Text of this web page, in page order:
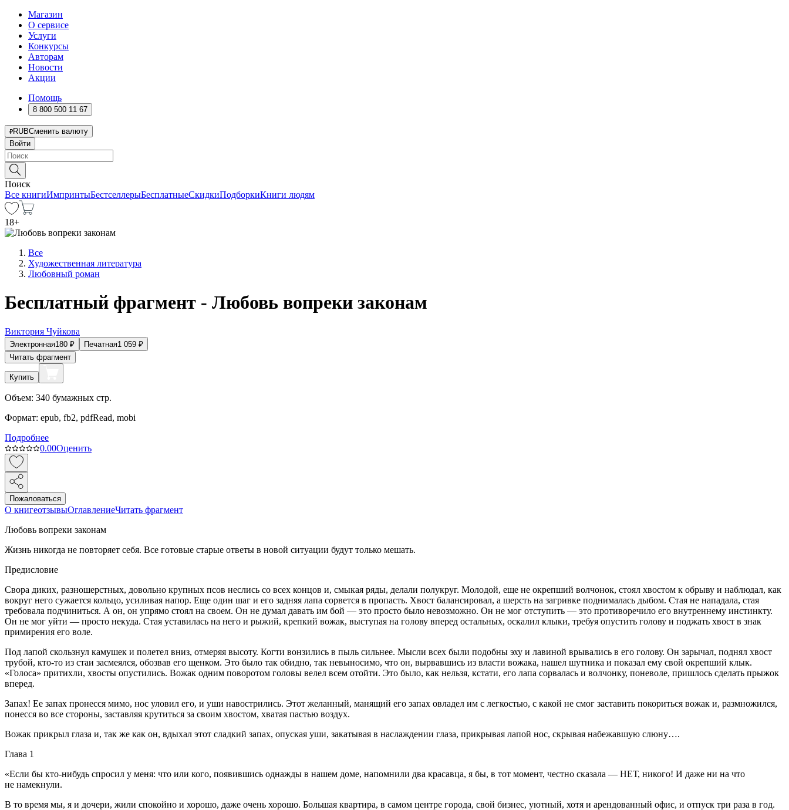
Магазин
О сервисе
Услуги
Конкурсы
Авторам
Новости
Акции
Помощь
8 800 500 11 67
RUBСменить валюту
Войти
Поиск
Все книгиИмпринтыБестселлерыБесплатныеСкидкиПодборкиКниги людям
18+
Все
Художественная литература
Любовный роман
Бесплатный фрагмент - Любовь вопреки законам
Виктория Чуйкова
Электронная180 ₽ Печатная1 059 ₽
Читать фрагмент
Купить
Объем: 340 бумажных стр.
Формат: epub, fb2, pdfRead, mobi
Подробнее
0.00Оценить
Пожаловаться
О книгеотзывыОглавлениеЧитать фрагмент
Любовь вопреки законам
Жизнь никогда не повторяет себя. Все готовые старые ответы в новой ситуации будут только мешать.
Предисловие
Свора диких, разношерстных, довольно крупных псов неслись со всех концов и, смыкая ряды, делали полукруг. Молодой, еще не окрепший волчонок, стоял хвостом к обрыву и наблюдал, как
вокруг него сужается кольцо, усиливая напор. Еще один шаг и его задняя лапа сорвется в пропасть. Хвост балансировал, а шерсть на загривке поднималась дыбом. Стая не нападала, стая
требовала подчиниться. А он, он упрямо стоял на своем. Он не думал давать им бой — это просто было невозможно. Он не мог отступить — это противоречило его внутреннему инстинкту.
Он не мог уйти — просто некуда. Стая уставилась на него и рыжий, крепкий вожак, выступая на голову вперед остальных, оскалил клыки, требуя опустить голову и поджать хвост в знак
примирения его воле.
Под лапой скользнул камушек и полетел вниз, отмеряя высоту. Когти вонзились в пыль сильнее. Мысли всех были подобны эху и лавиной врывались в его голову. Он зарычал, поднял хвост
трубой, кто-то из стаи засмеялся, обозвав его щенком. Это было так обидно, так невыносимо, что он, вырвавшись из власти вожака, нашел шутника и показал ему свой окрепший клык.
«Голоса» притихли, хвосты опустились. Вожак одним поворотом головы велел всем отойти. Это было, как нельзя, кстати, его лапа сорвалась и волчонку, поневоле, пришлось сделать прыжок
вперед.
Запах! Ее запах пронесся мимо, нос уловил его, и уши навострились. Этот желанный, манящий его запах овладел им с легкостью, с какой не смог заставить покориться вожак и, размножился,
понесся во все стороны, заставляя крутиться за своим хвостом, хватая пастью воздух.
Вожак прикрыл глаза и, так же как он, вдыхал этот сладкий запах, опуская уши, закатывая в наслаждении глаза, прикрывая лапой нос, скрывая набежавшую слюну….
Глава 1
«Если бы кто-нибудь спросил у меня: что или кого, появившись однажды в нашем доме, напомнили два красавца, я бы, в тот момент, честно сказала — НЕТ, никого! И даже ни на что
не намекнули.
В то время мы, я и дочери, жили спокойно и хорошо, даже очень хорошо. Большая квартира, в самом центре города, свой бизнес, уютный, хотя и арендованный офис, и отпуск три раза в год.